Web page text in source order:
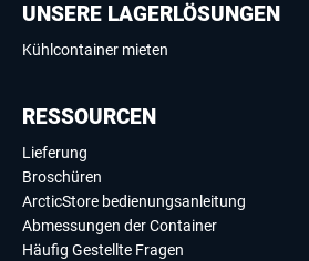
UNSERE LAGERLÖSUNGEN
Kühlcontainer mieten
RESSOURCEN
Lieferung
Broschüren
ArcticStore bedienungsanleitung
Abmessungen der Container
Häufig Gestellte Fragen